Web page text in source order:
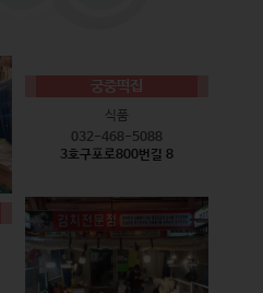
궁중떡집
식품
032-468-5088
3호구포로800번길 8